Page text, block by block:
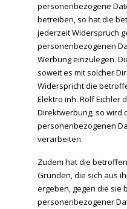
personenbezogene
betreiben, so hat die
jederzeit Widerspruch
personenbezogenen
Werbung einzulegen.
soweit es mit solcher
Widerspricht die
Elektro inh. Rolf Eichler
Direktwerbung, so wird
personenbezogenen
verarbeiten.
Zudem hat die
Gründen, die sich aus
ergeben, gegen die sie
personenbezogener